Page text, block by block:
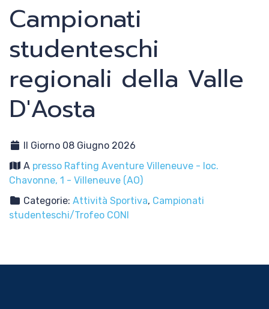
Federazione
Trasparente
Contatti
Campionati
studenteschi
regionali della Valle
D'Aosta
Il Giorno 08 Giugno 2026
A presso Rafting Aventure Villeneuve - loc.
Chavonne, 1 - Villeneuve (AO)
Categorie: Attività Sportiva, Campionati
studenteschi/Trofeo CONI